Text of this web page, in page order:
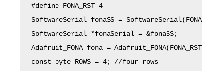
#define FONA_RST 4
SoftwareSerial fonaSS = SoftwareSerial(FONA_TX,
SoftwareSerial *fonaSerial = &fonaSS;
Adafruit_FONA fona = Adafruit_FONA(FONA_RST);
const byte ROWS = 4; //four rows